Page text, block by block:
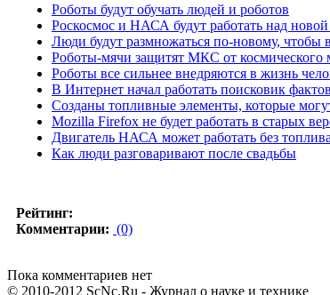
Роботы будут обучать людей и роботов
Роскосмос и НАСА будут работать над
Люди будут размножаться по-новому, чтобы
Роботы-мячи защитят МКС от космического
Роботы все сильнее внедряются в жизнь
В Интернет начал работать поисковик фактов
Созданы топливные элементы, которые
Mozilla Firefox не будет работать в старых
Двигатель НАСА может работать без
Как люди разговаривают после свадьбы
Рейтинг:
Комментарии: (0)
Пока комментариев нет
© 2010-2012 ScNc.Ru - Журнал о науке и технике